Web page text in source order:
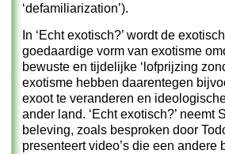
‘defamiliarization’).
In ‘Echt exotisch?’ wordt de
goedaardige vorm van exotisme
bewuste en tijdelijke ‘lofprijzing
exotisme hebben daarentegen
exoot te veranderen en
ander land. ‘Echt exotisch?’
beleving, zoals besproken door
presenteert video’s die een